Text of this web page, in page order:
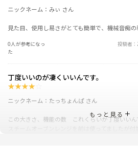
ニックネーム：みぃ さん
見た目、使用し易さがとても簡単で、機械音痴の
0人が参考になっ
た
投稿者
丁度いいのが凄くいいんです。
★★★★
ニックネーム：たっちょんぱ さん
この大きさ、機能の数 これくらいが丁度いいん
もっと見る